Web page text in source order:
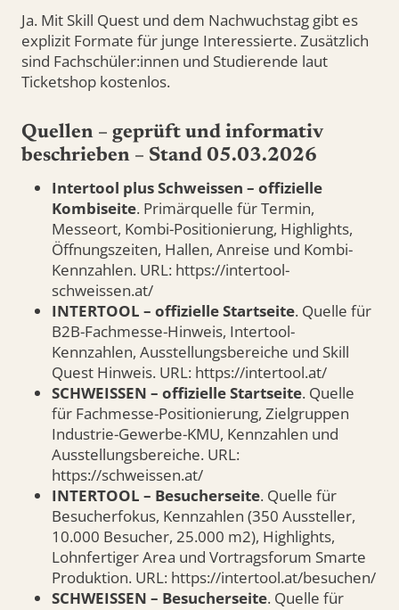
Ja. Mit Skill Quest und dem Nachwuchstag gibt es
explizit Formate für junge Interessierte. Zusätzlich
sind Fachschüler:innen und Studierende laut
Ticketshop kostenlos.
Quellen – geprüft und informativ
beschrieben – Stand 05.03.2026
Intertool plus Schweissen – offizielle
Kombiseite. Primärquelle für Termin,
Messeort, Kombi-Positionierung, Highlights,
Öffnungszeiten, Hallen, Anreise und Kombi-
Kennzahlen. URL: https://intertool-
schweissen.at/
INTERTOOL – offizielle Startseite. Quelle für
B2B-Fachmesse-Hinweis, Intertool-
Kennzahlen, Ausstellungsbereiche und Skill
Quest Hinweis. URL: https://intertool.at/
SCHWEISSEN – offizielle Startseite. Quelle
für Fachmesse-Positionierung, Zielgruppen
Industrie-Gewerbe-KMU, Kennzahlen und
Ausstellungsbereiche. URL:
https://schweissen.at/
INTERTOOL – Besucherseite. Quelle für
Besucherfokus, Kennzahlen (350 Aussteller,
10.000 Besucher, 25.000 m2), Highlights,
Lohnfertiger Area und Vortragsforum Smarte
Produktion. URL: https://intertool.at/besuchen/
SCHWEISSEN – Besucherseite. Quelle für